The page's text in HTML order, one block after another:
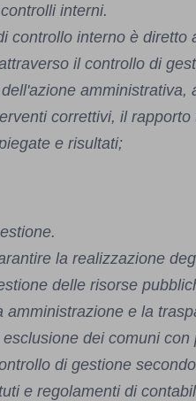
interni.
controllo interno è diretto
il controllo di
correttivi, il
e risultati;
la realizzazione
delle risorse
amministrazione e la
dei comuni
di gestione
e regolamenti di